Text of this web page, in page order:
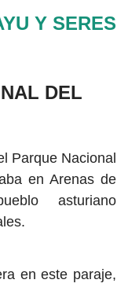
Y SERES
DEL
Parque Nacional
en Arenas de
asturiano
en este paraje,